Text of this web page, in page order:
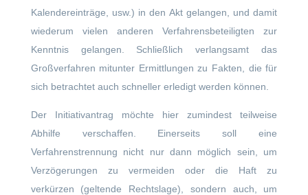
Kalendereinträge, usw.) in den Akt gelangen, und damit
wiederum vielen anderen Verfahrensbeteiligten zur
Kenntnis gelangen. Schließlich verlangsamt das
Großverfahren mitunter Ermittlungen zu Fakten, die für
sich betrachtet auch schneller erledigt werden können.
Der Initiativantrag möchte hier zumindest teilweise
Abhilfe verschaffen. Einerseits soll eine
Verfahrenstrennung nicht nur dann möglich sein, um
Verzögerungen zu vermeiden oder die Haft zu
verkürzen (geltende Rechtslage), sondern auch, um